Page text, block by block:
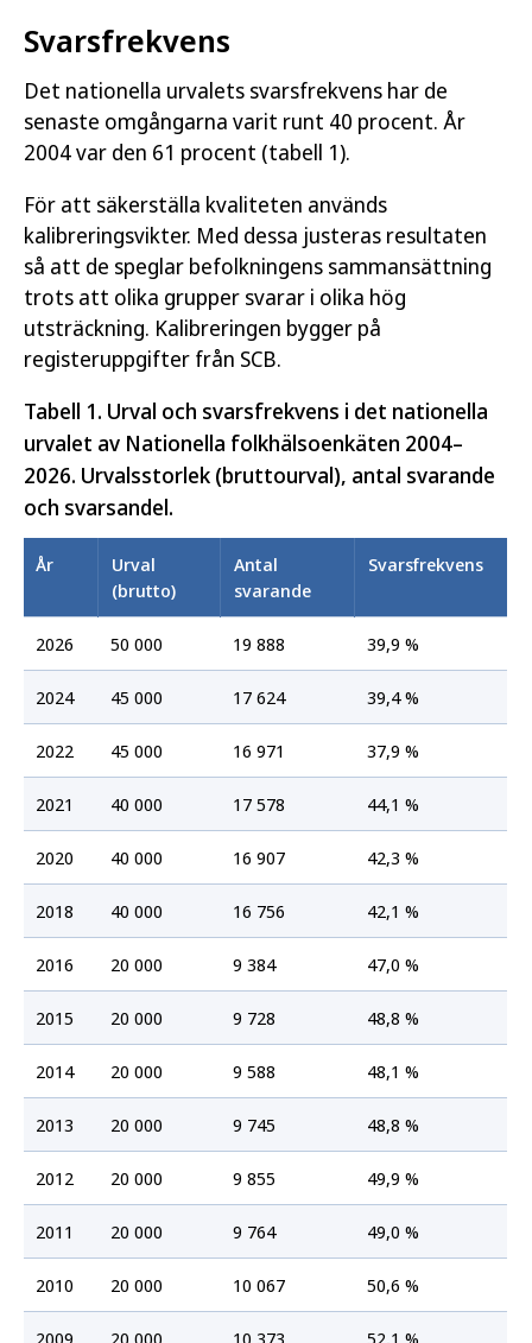
Svarsfrekvens
Det nationella urvalets svarsfrekvens har de
senaste omgångarna varit runt 40 procent. År
2004 var den 61 procent (tabell 1).
För att säkerställa kvaliteten används
kalibreringsvikter. Med dessa justeras resultaten
så att de speglar befolkningens sammansättning
trots att olika grupper svarar i olika hög
utsträckning. Kalibreringen bygger på
registeruppgifter från SCB.
Tabell 1. Urval och svarsfrekvens i det nationella
urvalet av Nationella folkhälsoenkäten 2004–
2026. Urvalsstorlek (bruttourval), antal svarande
och svarsandel.
År
Urval
(brutto)
Antal
svarande
Svarsfrekvens
2026 50 000 19 888 39,9 %
2024 45 000 17 624 39,4 %
2022 45 000 16 971 37,9 %
2021 40 000 17 578 44,1 %
2020 40 000 16 907 42,3 %
2018 40 000 16 756 42,1 %
2016 20 000 9 384 47,0 %
2015 20 000 9 728 48,8 %
2014 20 000 9 588 48,1 %
2013 20 000 9 745 48,8 %
2012 20 000 9 855 49,9 %
2011 20 000 9 764 49,0 %
2010 20 000 10 067 50,6 %
2009 20 000 10 373 52,1 %